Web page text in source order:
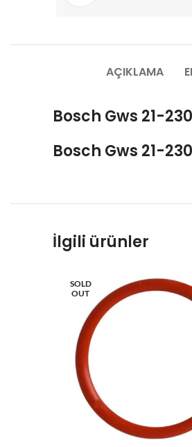
AÇIKLAMA
Bosch Gws 21-
Bosch Gws 21-
İlgili ürünler
SOLD
OUT